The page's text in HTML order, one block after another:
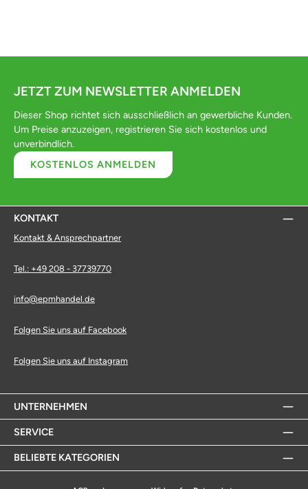
JETZT ZUM NEWSLETTER ANMELDEN
Dieser Shop richtet sich ausschließlich an gewerbliche Kunden.
Um Preise anzuzeigen, registrieren Sie sich kostenlos und
unverbindlich.
KOSTENLOS ANMELDEN
KONTAKT
Kontakt & Ansprechpartner
Tel.: +49 208 - 37739770
info@epmhandel.de
Folgen Sie uns auf Facebook
Folgen Sie uns auf Instagram
UNTERNEHMEN
SERVICE
BELIEBTE KATEGORIEN